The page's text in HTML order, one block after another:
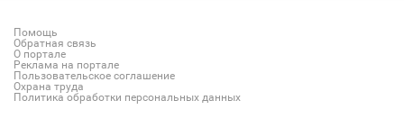
Помощь
Обратная связь
О портале
Реклама на портале
Пользовательское соглашение
Охрана труда
Политика обработки персональных данных